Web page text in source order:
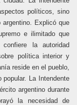
políticos, sino
Explicó que
e ilimitado que
la autoridad
política interior y
reside en el pueblo,
La Intendente
argentino durante
la necesidad de